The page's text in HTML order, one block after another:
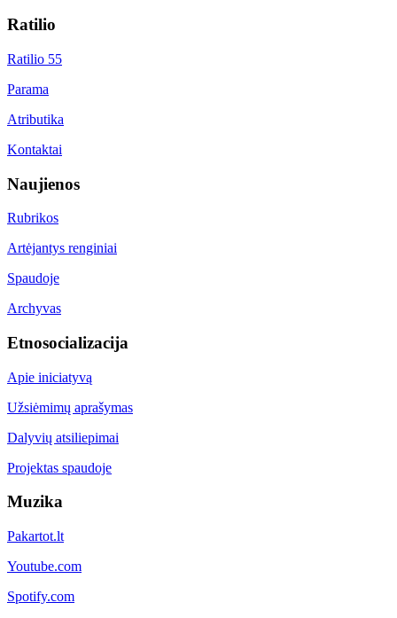
Ratilio
Ratilio 55
Parama
Atributika
Kontaktai
Naujienos
Rubrikos
Artėjantys renginiai
Spaudoje
Archyvas
Etnosocializacija
Apie iniciatyvą
Užsiėmimų aprašymas
Dalyvių atsiliepimai
Projektas spaudoje
Muzika
Pakartot.lt
Youtube.com
Spotify.com